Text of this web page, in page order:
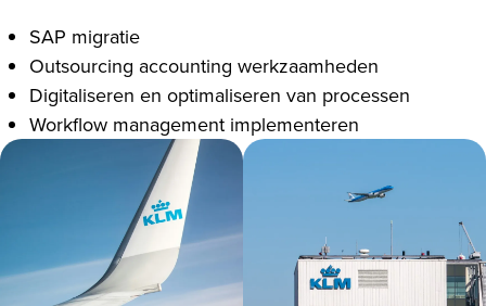
SAP migratie
Outsourcing accounting werkzaamheden
Digitaliseren en optimaliseren van processen
Workflow management implementeren